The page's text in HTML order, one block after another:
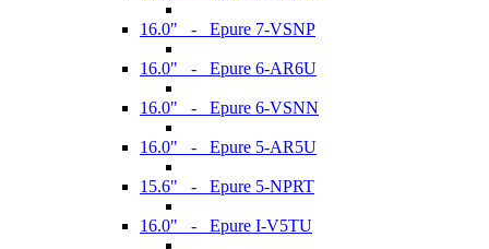
16.0" - Epure 7-VSNP
16.0" - Epure 6-AR6U
16.0" - Epure 6-VSNN
16.0" - Epure 5-AR5U
15.6" - Epure 5-NPRT
16.0" - Epure I-V5TU